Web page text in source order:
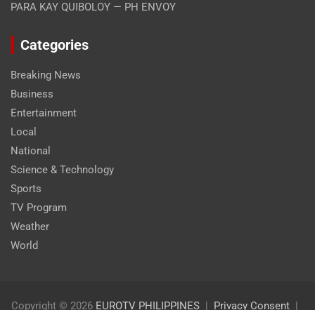
PARA KAY QUIBOLOY — PH ENVOY
Categories
Breaking News
Business
Entertainment
Local
National
Science & Technology
Sports
TV Program
Weather
World
Copyright © 2026 EUROTV PHILIPPINES Privacy Consent